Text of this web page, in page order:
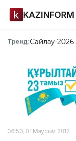
KAZINFORM
Тренд:Сайлау-2026
06:50, 01 Маусым 2012